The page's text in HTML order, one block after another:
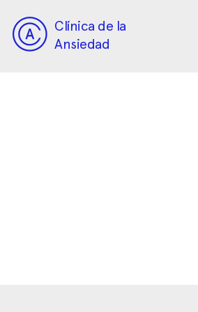
Clínica de la
Ansiedad